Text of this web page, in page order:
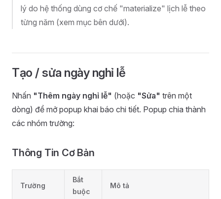
lý do hệ thống dùng cơ chế "materialize" lịch lễ theo
từng năm (xem mục bên dưới).
Tạo / sửa ngày nghỉ lễ
Nhấn "Thêm ngày nghỉ lễ" (hoặc "Sửa" trên một
dòng) để mở popup khai báo chi tiết. Popup chia thành
các nhóm trường:
Thông Tin Cơ Bản
Trường
Bắt
buộc
Mô tả